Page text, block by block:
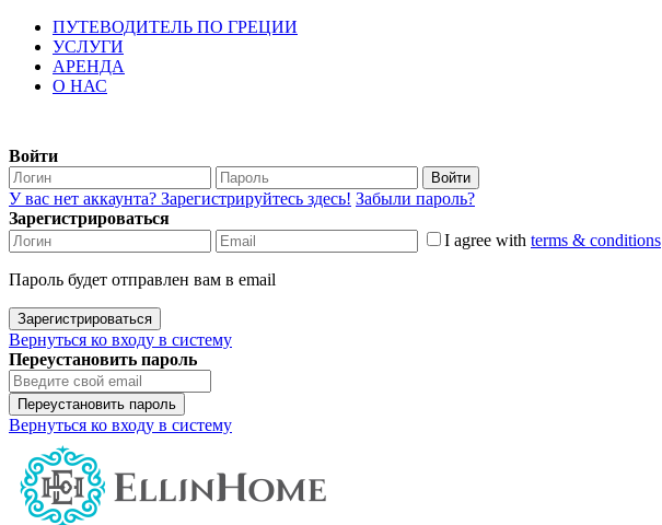
ПУТЕВОДИТЕЛЬ ПО ГРЕЦИИ
УСЛУГИ
АРЕНДА
О НАС
Войти
Войти
У вас нет аккаунта? Зарегистрируйтесь здесь! Забыли пароль?
Зарегистрироваться
I agree with terms & conditions
Пароль будет отправлен вам в email
Зарегистрироваться
Вернуться ко входу в систему
Переустановить пароль
Переустановить пароль
Вернуться ко входу в систему